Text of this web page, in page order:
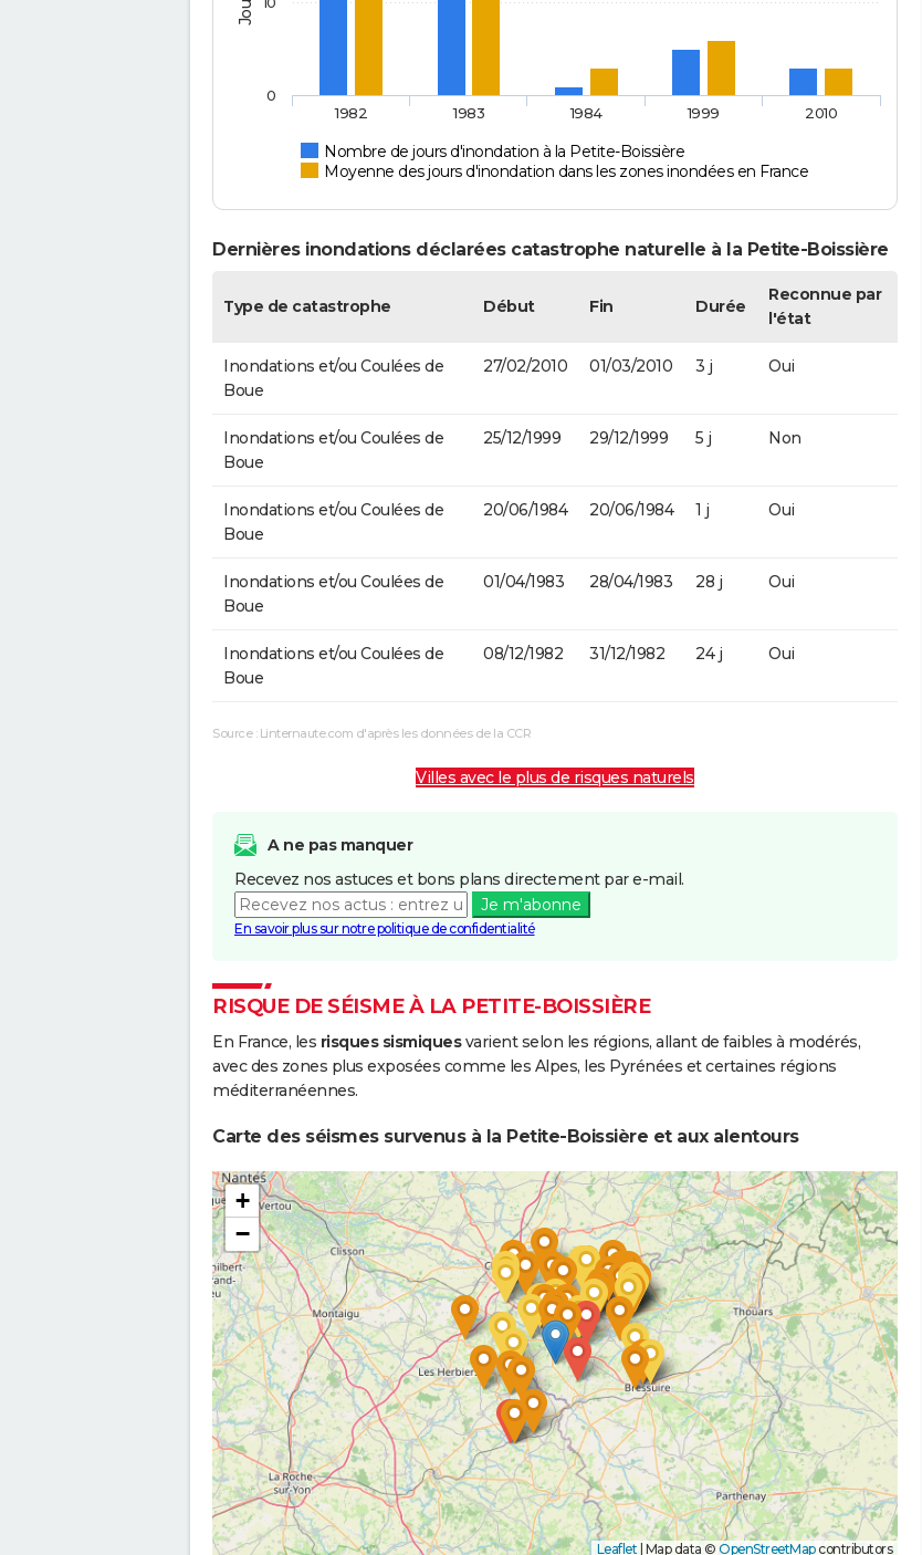
Nombre de jours d'inondation à la Petite-Boissière
Moyenne des jours d'inondation dans les zones inondées en France
1982 1983 1984 1999 2010
0
Dernières inondations déclarées catastrophe naturelle à la Petite-Boissière
Type de catastrophe Début Fin Durée
Reconnue par
l'état
Inondations et/ou Coulées de
Boue
27/02/2010 01/03/2010 3 j Oui
Inondations et/ou Coulées de
Boue
25/12/1999 29/12/1999 5 j Non
Inondations et/ou Coulées de
Boue
20/06/1984 20/06/1984 1 j Oui
Inondations et/ou Coulées de
Boue
01/04/1983 28/04/1983 28 j Oui
Inondations et/ou Coulées de
Boue
08/12/1982 31/12/1982 24 j Oui
Source : Linternaute.com d'après les données de la CCR
Villes avec le plus de risques naturels
A ne pas manquer
Recevez nos astuces et bons plans directement par e-mail.
Je m'abonne
En savoir plus sur notre politique de confidentialité
RISQUE DE SÉISME À LA PETITE-BOISSIÈRE
En France, les risques sismiquesvarient selon les régions, allant de faibles à modérés,
avec des zones plus exposées comme les Alpes, les Pyrénées et certaines régions
méditerranéennes.
Carte des séismes survenus à la Petite-Boissière et aux alentours
+
−
Leaflet | Map data © OpenStreetMapcontributors